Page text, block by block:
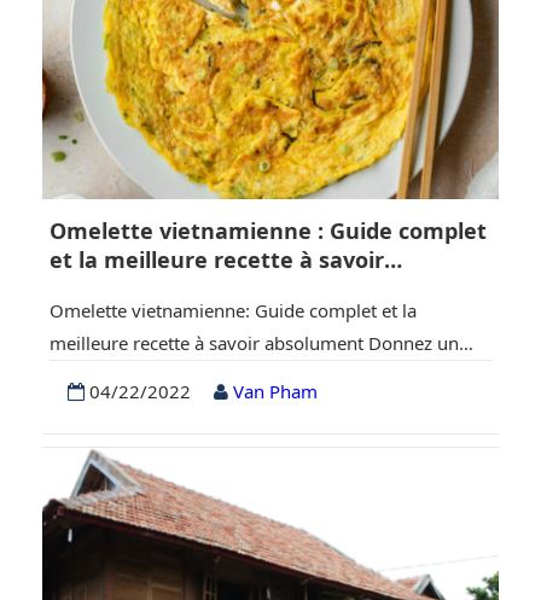
Omelette vietnamienne : Guide complet
et la meilleure recette à savoir
Omelette vietnamienne: Guide complet et la
meilleure recette à savoir absolument Donnez un
omelette vietnamienne aux œufs, ou Trung Chien.
Des œufs légers et moelleux sont remplis de nouilles
de verre, de champignons, d’oignons verts et
d’échalotes. La texture et la saveur ne manquent pas
ici…
04/22/2022 Van Pham